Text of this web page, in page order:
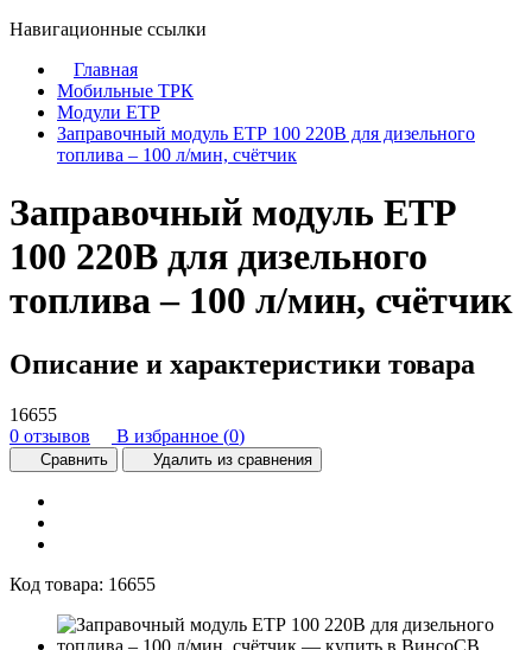
Навигационные ссылки
Главная
Мобильные ТРК
Модули ЕТР
Заправочный модуль ЕТР 100 220В для дизельного
топлива – 100 л/мин, счётчик
Заправочный модуль ЕТР
100 220В для дизельного
топлива – 100 л/мин, счётчик
Описание и характеристики товара
16655
0 отзывов
В избранное (0)
Сравнить Удалить из сравнения
Код товара: 16655